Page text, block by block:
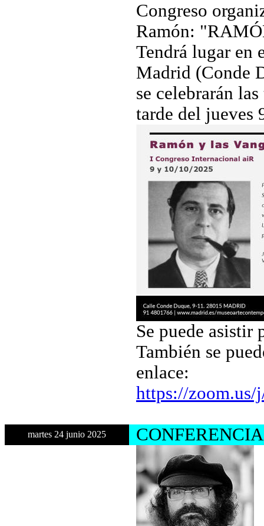
Congreso
Ramón:
Tendrá lugar en
Madrid (Conde
se celebrarán
tarde del jueves
Se puede asistir
También se
enlace:
https://zoom.us/
martes 24 junio 2025